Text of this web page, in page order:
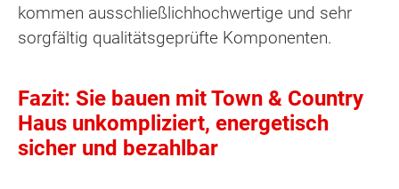
kommen ausschließlichhochwertige und sehr
sorgfältig qualitätsgeprüfte Komponenten.
Fazit: Sie bauen mit Town & Country
Haus unkompliziert, energetisch
sicher und bezahlbar